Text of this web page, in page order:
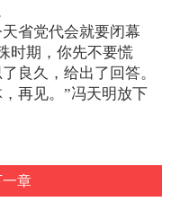
省党代会就要闭幕
时期，你先不要慌
良久，给出了回答。
再见。”冯天明放下
一章